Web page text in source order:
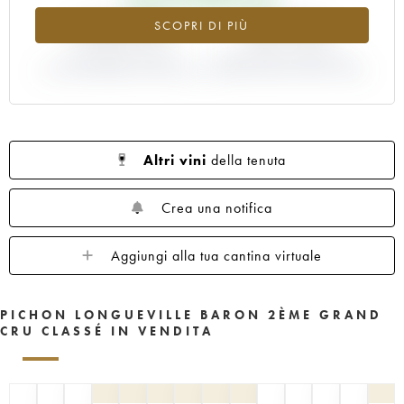
1954
SCOPRI DI PIÙ
+198.41% -32.79%
Altri vini della tenuta
Crea una notifica
Aggiungi alla tua cantina virtuale
PICHON LONGUEVILLE BARON 2ÈME GRAND
CRU CLASSÉ IN VENDITA